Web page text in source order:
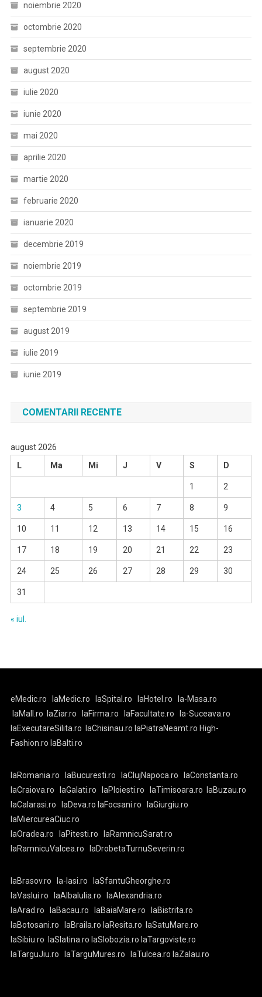
noiembrie 2020
octombrie 2020
septembrie 2020
august 2020
iulie 2020
iunie 2020
mai 2020
aprilie 2020
martie 2020
februarie 2020
ianuarie 2020
decembrie 2019
noiembrie 2019
octombrie 2019
septembrie 2019
august 2019
iulie 2019
iunie 2019
COMENTARII RECENTE
august 2026
L
Ma Mi J V S D
1 2
3 4 5 6 7 8 9
10 11 12 13 14 15 16
17 18 19 20 21 22 23
24 25 26 27 28 29 30
31
« iul.
eMedic.ro laMedic.ro laSpital.ro laHotel.ro
la-Masa.ro
laMall.ro
laZiar.ro laFirma.ro laFacultate.ro
la-Suceava.ro
laExecutareSilita.ro
laChisinau.ro laPiatraNeamt.ro High-
Fashion.ro laBalti.ro
laRomania.ro laBucuresti.ro laClujNapoca.ro
laConstanta.ro
laCraiova.ro
laGalati.ro laPloiesti.ro laTimisoara.ro
laBuzau.ro
laCalarasi.ro
laDeva.ro laFocsani.ro
laGiurgiu.ro
laMiercureaCiuc.ro
laOradea.ro
laPitesti.ro
laRamnicuSarat.ro
laRamnicuValcea.ro
laDrobetaTurnuSeverin.ro
laBrasov.ro la-Iasi.ro
laSfantuGheorghe.ro
laVaslui.ro
laAlbaIulia.ro
laAlexandria.ro
laArad.ro
laBacau.ro laBaiaMare.ro
laBistrita.ro
laBotosani.ro
laBraila.ro laResita.ro
laSatuMare.ro
laSibiu.ro
laSlatina.ro laSlobozia.ro laTargoviste.ro
laTarguJiu.ro
laTarguMures.ro laTulcea.ro laZalau.ro